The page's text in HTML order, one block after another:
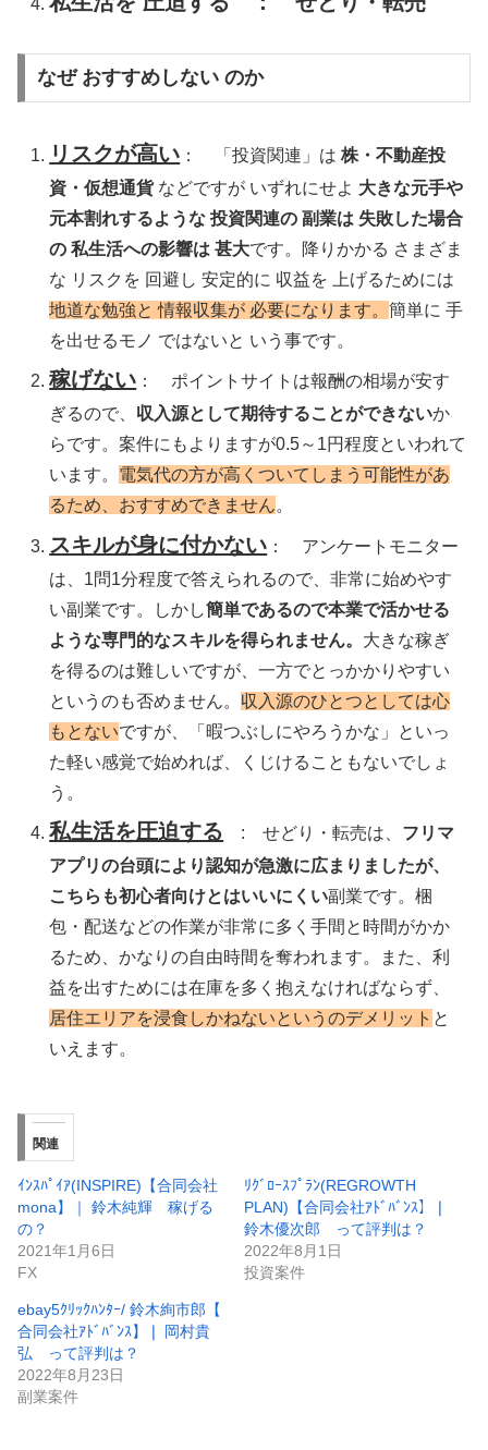
なぜ おすすめしない のか
リスクが高い ： 「投資関連」は株・不動産投
資・仮想通貨 などですが いずれにせよ 大きな元手や
元本割れするような 投資関連の 副業は 失敗した場合
の 私生活への影響は 甚大です。降りかかる さまざま
な リスクを 回避し 安定的に 収益を 上げるためには
地道な勉強と 情報収集が 必要になります。簡単に 手
を出せるモノ ではないと いう事です。
稼げない ： ポイントサイトは報酬の相場が安す
ぎるので、 収入源として期待することができないか
らです。案件にもよりますが0.5～1円程度といわれて
います。 電気代の方が高くついてしまう可能性があ
るため、おすすめできません。
スキルが身に付かない ： アンケートモニター
は、1問1分程度で答えられるので、非常に始めやす
い副業です。しかし簡単であるので本業で活かせる
ような専門的なスキルを得られません。 大きな稼ぎ
を得るのは難しいですが、一方でとっかかりやすい
というのも否めません。 収入源のひとつとしては心
もとないですが、「暇つぶしにやろうかな」といっ
た軽い感覚で始めれば、くじけることもないでしょ
う。
私生活を圧迫する : せどり・転売は、 フリマ
アプリの台頭により認知が急激に広まりましたが、
こちらも初心者向けとはいいにくい副業です。梱
包・配送などの作業が非常に多く手間と時間がかか
るため、かなりの自由時間を奪われます。また、利
益を出すためには在庫を多く抱えなければならず、
居住エリアを浸食しかねないというのデメリット と
いえます。
関連
ｲﾝｽﾊﾟｲｱ(INSPIRE)【合同会社
mona】｜ 鈴木純輝 稼げる
の？
2021年1月6日
FX
ﾘｸﾞﾛｰｽﾌﾟﾗﾝ(REGROWTH
PLAN)【合同会社ｱﾄﾞﾊﾞﾝｽ】❘
鈴木優次郎 って評判は？
2022年8月1日
投資案件
ebay5ｸﾘｯｸﾊﾝﾀｰ/ 鈴木絢市郎【
合同会社ｱﾄﾞﾊﾞﾝｽ】❘ 岡村貴
弘 って評判は？
2022年8月23日
副業案件